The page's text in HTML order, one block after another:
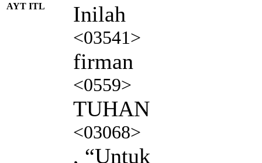
AYT ITL Inilah
<03541>
firman
<0559>
TUHAN
<03068>
, “Untuk